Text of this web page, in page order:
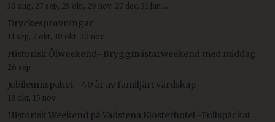
30 aug, 27 sep, 25 okt, 29 nov, 27 dec, 31 jan ...
Dryckesprovningar
11 sep, 2 okt, 30 okt, 20 nov
Historisk Ölweekend- Bryggmästarweekend med middag
26 sep
Jubileumspaket - 40 år av familjärt värdskap
18 okt, 15 nov
Historisk Weekend på Vadstena Klosterhotel -Fullspäckat